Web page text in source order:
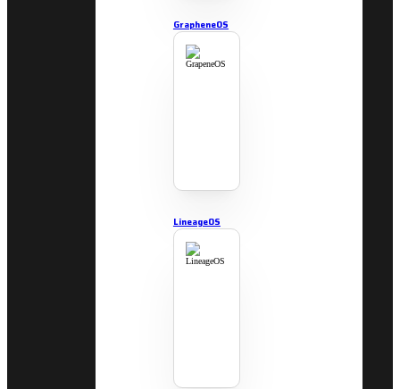
GrapheneOS
LineageOS